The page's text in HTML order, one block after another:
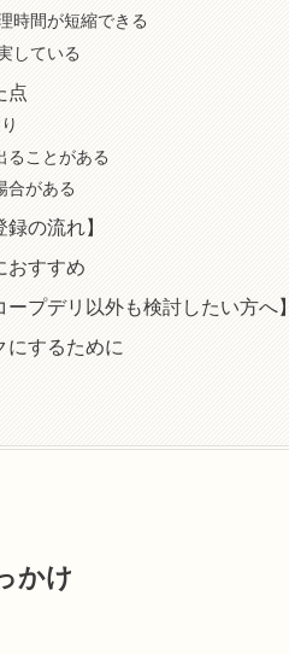
時間が短縮できる
している
点
ることがある
合がある
の流れ】
おすすめ
プデリ以外も検討したい方へ】
にするために
かけ